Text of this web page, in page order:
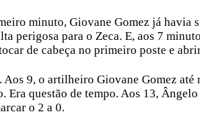
minuto, Giovane Gomez já havia
perigosa para o Zeca. E, aos 7
de cabeça no primeiro poste e
Aos 9, o artilheiro Giovane Gomez até
Era questão de tempo. Aos 13,
o 2 a 0.